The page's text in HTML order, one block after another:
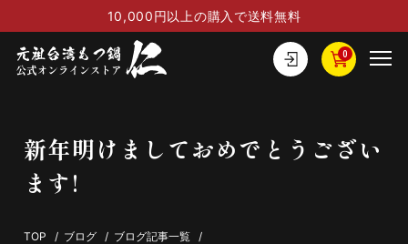
10,000円以上の購入で送料無料
0
新年明けましておめでとうござい
ます!
TOP / ブログ / ブログ記事一覧 /